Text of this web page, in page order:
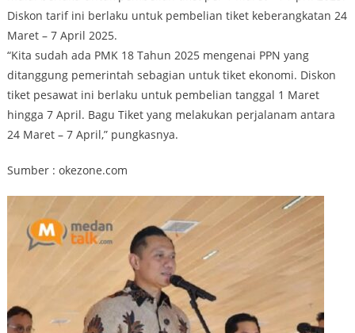
Diskon tarif ini berlaku untuk pembelian tiket keberangkatan 24
Maret – 7 April 2025.
“Kita sudah ada PMK 18 Tahun 2025 mengenai PPN yang
ditanggung pemerintah sebagian untuk tiket ekonomi. Diskon
tiket pesawat ini berlaku untuk pembelian tanggal 1 Maret
hingga 7 April. Bagu Tiket yang melakukan perjalanam antara
24 Maret – 7 April,” pungkasnya.
Sumber : okezone.com